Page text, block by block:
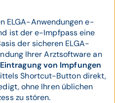
ELGA-Anwendungen e-
ist der e-Impfpass eine
der sicheren ELGA-
Ihrer Arztsoftware an
Eintragung von Impfungen
Shortcut-Button direkt,
ohne Ihren üblichen
zu stören.